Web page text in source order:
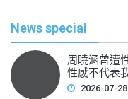
o
k
News special
周曉涵曾遭
性感不代表
2026-07-28